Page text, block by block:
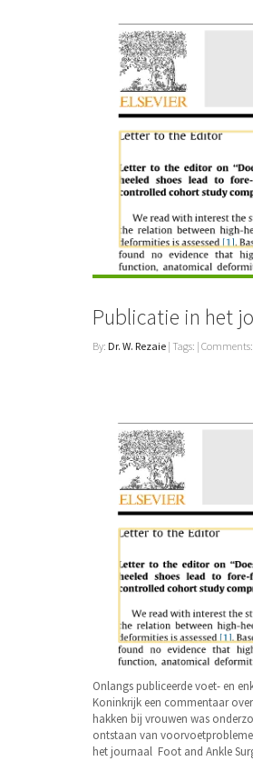
Publicatie in het
By: Dr. W. Rezaie | Tags: | Comments:
Onlangs publiceerde voet- en
Koninkrijk een commentaar
hakken bij vrouwen was
ontstaan van
het journaal Foot and Ankle